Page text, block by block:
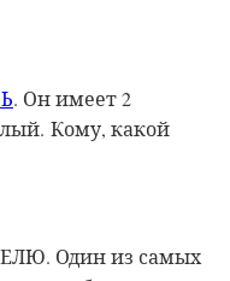
. Он имеет 2
Кому, какой
Один из самых